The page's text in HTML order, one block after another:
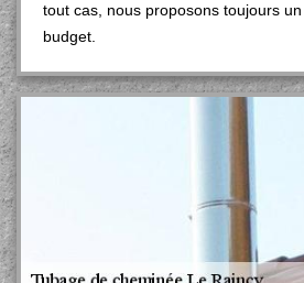
tout cas, nous proposons toujours
budget.